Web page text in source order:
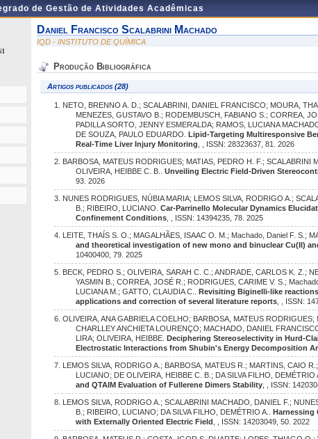
de Gestão de Atividades Acadêmicas
Daniel Francisco Scalabrini Machado
IQD - INSTITUTO DE QUÍMICA
Produção Bibliográfica
Artigos publicados (28)
1. NETO, BRENNO A. D.; SCALABRINI, DANIEL FRANCISCO; MOURA,
MENEZES, GUSTAVO B.; RODEMBUSCH, FABIANO S.; CORREA,
PADILLA SORTO, JENNY ESMERALDA; RAMOS, LUCIANA
DE SOUZA, PAULO EDUARDO.Lipid-Targeting Multiresponsive
Real-Time Liver Injury Monitoring
, , ISSN: 28323637, 81. 2026
2. BARBOSA, MATEUS RODRIGUES; MATIAS, PEDRO H. F.; SCALABRINI
OLIVEIRA, HEIBBE C. B..Unveiling Electric Field-Driven
93. 2026
3. NUNES RODRIGUES, NÚBIA MARIA; LEMOS SILVA, RODRIGO A.;
B.; RIBEIRO, LUCIANO.Car-Parrinello Molecular Dynamics
Confinement Conditions , , ISSN: 14394235, 78. 2025
4. LEITE, THAÍS S. O.; MAGALHÃES, ISAAC O. M.; Machado, Daniel F. S.;
and theoretical investigation of new mono and binuclear Cu(II)
10400400, 79. 2025
5. BECK, PEDRO S.; OLIVEIRA, SARAH C. C.; ANDRADE, CARLOS K. Z.;
YASMIN B.; CORREA, JOSÉ R.; RODRIGUES, CARIME V. S.;
LUCIANA M.; GATTO, CLAUDIA C..Revisiting Biginelli-like
applications and correction of several literature reports , , ISSN:
6. OLIVEIRA, ANA GABRIELA COELHO; BARBOSA, MATEUS
CHARLLEY ANCHIETA LOURENÇO; MACHADO, DANIEL
LIRA; OLIVEIRA, HEIBBE.Deciphering Stereoselectivity in Hurd-
Electrostatic Interactions from Shubin's Energy Decomposition
7. LEMOS SILVA, RODRIGO A.; BARBOSA, MATEUS R.; MARTINS, CAIO
LUCIANO; DE OLIVEIRA, HEIBBE C. B.; DA SILVA FILHO, DEMÉTRIO
and QTAIM Evaluation of Fullerene Dimers Stability , , ISSN:
8. LEMOS SILVA, RODRIGO A.; SCALABRINI MACHADO, DANIEL F.;
B.; RIBEIRO, LUCIANO; DA SILVA FILHO, DEMÉTRIO A..Harnessing
with Externally Oriented Electric Field
, , ISSN: 14203049, 50. 2022